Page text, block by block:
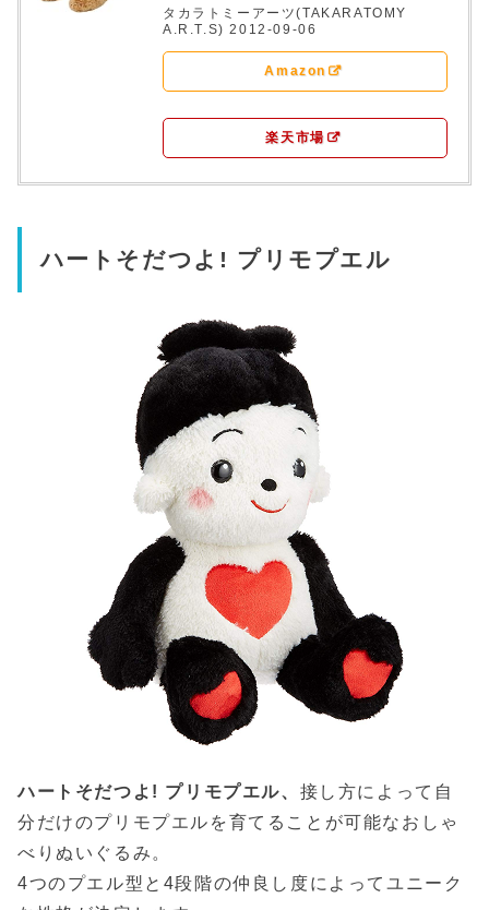
タカラトミーアーツ(TAKARATOMY
A.R.T.S) 2012-09-06
Amazon
楽天市場
ハートそだつよ! プリモプエル
ハートそだつよ! プリモプエル、 接し方によって自
分だけのプリモプエルを育てることが可能なおしゃ
べりぬいぐるみ。
4つのプエル型と4段階の仲良し度によってユニーク